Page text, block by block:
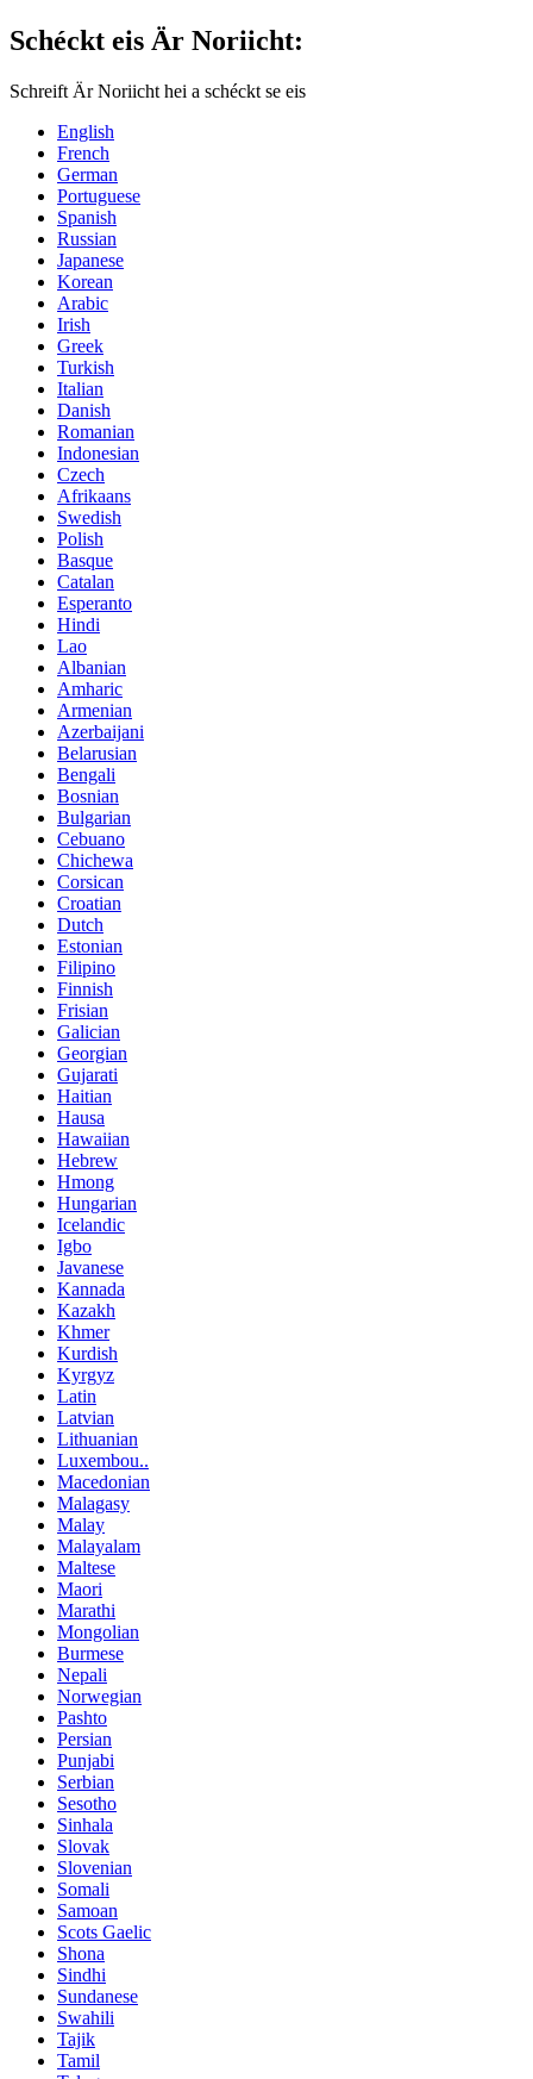
Schéckt eis Är Noriicht:
Schreift Är Noriicht hei a schéckt se eis
English
French
German
Portuguese
Spanish
Russian
Japanese
Korean
Arabic
Irish
Greek
Turkish
Italian
Danish
Romanian
Indonesian
Czech
Afrikaans
Swedish
Polish
Basque
Catalan
Esperanto
Hindi
Lao
Albanian
Amharic
Armenian
Azerbaijani
Belarusian
Bengali
Bosnian
Bulgarian
Cebuano
Chichewa
Corsican
Croatian
Dutch
Estonian
Filipino
Finnish
Frisian
Galician
Georgian
Gujarati
Haitian
Hausa
Hawaiian
Hebrew
Hmong
Hungarian
Icelandic
Igbo
Javanese
Kannada
Kazakh
Khmer
Kurdish
Kyrgyz
Latin
Latvian
Lithuanian
Luxembou..
Macedonian
Malagasy
Malay
Malayalam
Maltese
Maori
Marathi
Mongolian
Burmese
Nepali
Norwegian
Pashto
Persian
Punjabi
Serbian
Sesotho
Sinhala
Slovak
Slovenian
Somali
Samoan
Scots Gaelic
Shona
Sindhi
Sundanese
Swahili
Tajik
Tamil